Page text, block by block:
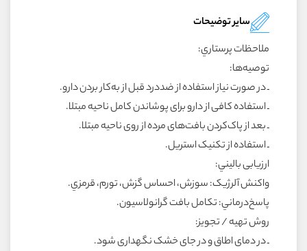
سایر توضیحات
ملاحظات پرستاري:
توصيه‌ها:
ـ در صورت نياز استفاده از ضددرد قبل از به‌کار بردن دارو.
ـ استفاده کافى از دارو براى پوشاندن کامل ناحيه مبتلا.
ـ بعد از پاک‌کردن بافت‌هاى مرده از روى ناحيه مبتلا.
ـ استفاده از تکنيک استريل.
ارزيابى باليني:
واکنش آلرژيک: سوزش، احساس گزش، تورم، قرمزي.
پاسخ‌درماني: تکامل بافت گرانولاسيون.
روش تهيه / تجويز:
ـ در دماى اطاق و در جاى خشک نگهدارى شود.